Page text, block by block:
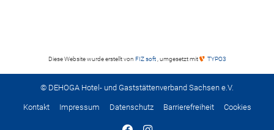
Diese Website wurde erstellt von FIZ soft , umgesetzt mit TYPO3
© DEHOGA Hotel- und Gaststättenverband Sachsen e.V.
Kontakt Impressum Datenschutz Barrierefreiheit Cookies